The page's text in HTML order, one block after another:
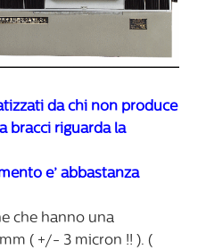
da chi non produce
bracci riguarda la
e’ abbastanza
che hanno una
( +/- 3 micron !! ). (